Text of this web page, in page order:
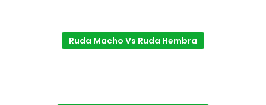
Ruda Macho Vs Ruda Hembra